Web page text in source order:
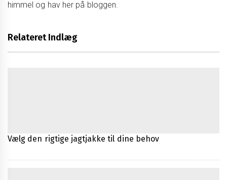
himmel og hav her på bloggen.
Relateret Indlæg
Vælg den rigtige jagtjakke til dine behov